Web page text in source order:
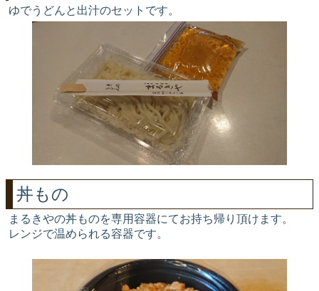
ゆでうどんと出汁のセットです。
丼もの
まるきやの丼ものを専用容器にてお持ち帰り頂けます。
レンジで温められる容器です。